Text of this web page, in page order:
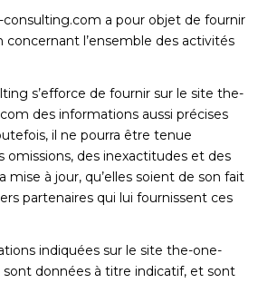
a pour objet de fournir
l’ensemble des activités
s’efforce de fournir sur le site the-
des informations aussi précises
il ne pourra être tenue
omissions, des inexactitudes et des
mise à jour, qu’elles soient de son fait
partenaires qui lui fournissent ces
indiquées sur le site the-one-
données à titre indicatif, et sont